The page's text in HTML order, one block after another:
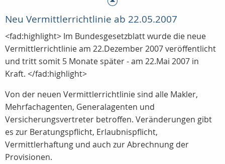
Neu Vermittlerrichtlinie ab 22.05.2007
<fad:highlight> Im Bundesgesetzblatt wurde die neue
Vermittlerrichtlinie am 22.Dezember 2007 veröffentlicht
und tritt somit 5 Monate später - am 22.Mai 2007 in
Kraft. </fad:highlight>
Von der neuen Vermittlerrichtlinie sind alle Makler,
Mehrfachagenten, Generalagenten und
Versicherungsvertreter betroffen. Veränderungen gibt
es zur Beratungspflicht, Erlaubnispflicht,
Vermittlerhaftung und auch zur Abrechnung der
Provisionen.